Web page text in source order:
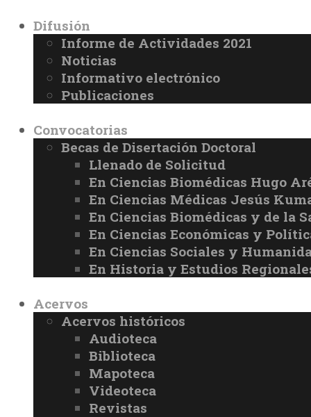
Difusión
Informe de Actividades 2021
Noticias
Informativo electrónico
Publicaciones
Convocatorias
Becas de Disertación Doctoral
Llenado de Solicitud
En Ciencias Biomédicas Hugo
En Ciencias Médicas Jesús
En Ciencias Biomédicas y de la
En Ciencias Económicas y
En Ciencias Sociales y
En Historia y Estudios
Acervos
Acervos históricos
Audioteca
Biblioteca
Mapoteca
Videoteca
Revistas